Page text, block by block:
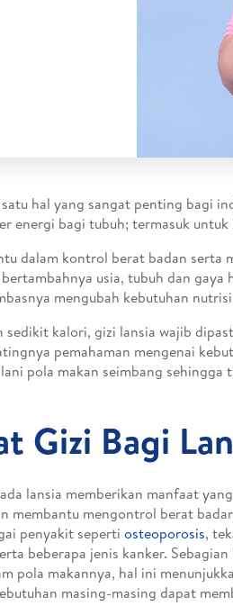
hal yang sangat penting bagi
energi bagi tubuh; termasuk untuk
dalam kontrol berat badan serta
usia, tubuh dan gaya
mengubah kebutuhan
sedikit kalori, gizi lansia wajib
pemahaman mengenai
pola makan seimbang
Gizi Bagi
lansia memberikan manfaat
membantu mengontrol berat
penyakit seperti osteoporosis,
beberapa jenis kanker.
pola makannya, hal ini
masing-masing dapat